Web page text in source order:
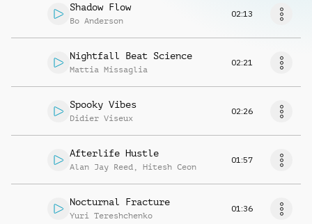
Shadow Flow
Bo Anderson
02:13
Nightfall Beat Science
Mattia Missaglia
02:21
Spooky Vibes
Didier Viseux
02:26
Afterlife Hustle
Alan Jay Reed , Hitesh Ceon
01:57
Nocturnal Fracture
Yuri Tereshchenko
01:36